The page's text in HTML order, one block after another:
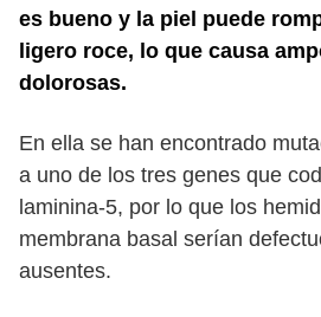
es bueno y la piel puede
ligero roce, lo que causa
dolorosas.
En ella se han encontrado
a uno de los tres genes que
laminina-5, por lo que los
membrana basal serían
ausentes.